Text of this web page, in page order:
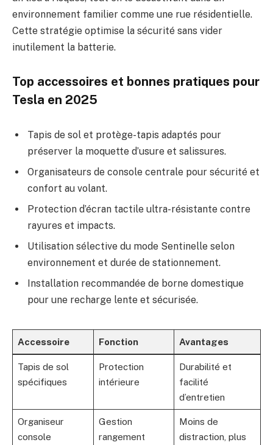
environnement familier comme une rue résidentielle.
Cette stratégie optimise la sécurité sans vider
inutilement la batterie.
Top accessoires et bonnes pratiques pour
Tesla en 2025
Tapis de sol et protège-tapis adaptés pour
préserver la moquette d’usure et salissures.
Organisateurs de console centrale pour sécurité et
confort au volant.
Protection d’écran tactile ultra-résistante contre
rayures et impacts.
Utilisation sélective du mode Sentinelle selon
environnement et durée de stationnement.
Installation recommandée de borne domestique
pour une recharge lente et sécurisée.
Accessoire Fonction Avantages
Tapis de sol
spécifiques
Protection
intérieure
Durabilité et
facilité
d’entretien
Organiseur
console
Gestion
rangement
Moins de
distraction, plus